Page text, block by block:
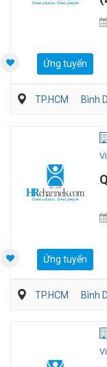
Ứng tuyển
TP.HCM Bình
Ứng tuyển
TP.HCM Bình